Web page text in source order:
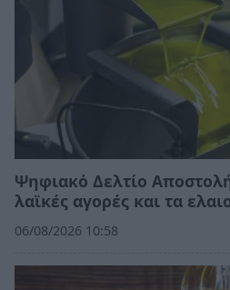
Ψηφιακό Δελτίο
λαϊκές αγορές και τα
06/08/2026 10:58